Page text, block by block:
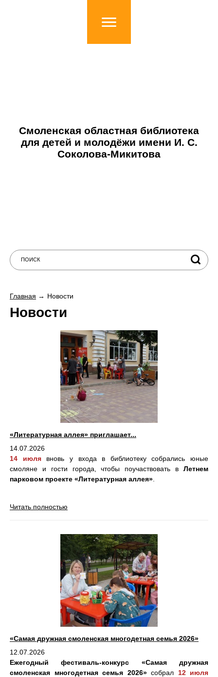
Смоленская областная библиотека
для детей и молодёжи имени И. С.
Соколова-Микитова
Главная Новости
Новости
«Литературная аллея» приглашает...
14.07.2026
14 июлявновь у входа в библиотеку собрались юные
смоляне и гости города, чтобы поучаствовать в Летнем
парковом проекте «Литературная аллея»
Читать полностью
«Самая дружная смоленская многодетная семья 2026»
12.07.2026
Ежегодный фестиваль-конкурс «Самая дружная
смоленская многодетная семья 2026» собрал 12 июля